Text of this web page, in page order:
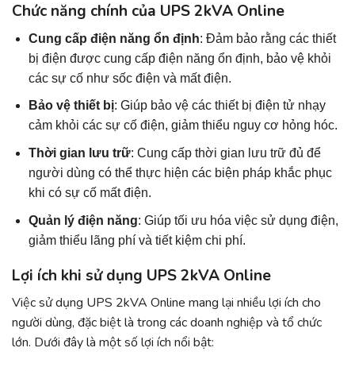
Chức năng chính của UPS 2kVA Online
Cung cấp điện năng ổn định: Đảm bảo rằng các thiết
bị điện được cung cấp điện năng ổn định, bảo vệ khỏi
các sự cố như sốc điện và mất điện.
Bảo vệ thiết bị: Giúp bảo vệ các thiết bị điện tử nhạy
cảm khỏi các sự cố điện, giảm thiểu nguy cơ hỏng hóc.
Thời gian lưu trữ: Cung cấp thời gian lưu trữ đủ để
người dùng có thể thực hiện các biện pháp khắc phục
khi có sự cố mất điện.
Quản lý điện năng: Giúp tối ưu hóa việc sử dụng điện,
giảm thiểu lãng phí và tiết kiệm chi phí.
Lợi ích khi sử dụng UPS 2kVA Online
Việc sử dụng UPS 2kVA Online mang lại nhiều lợi ích cho
người dùng, đặc biệt là trong các doanh nghiệp và tổ chức
lớn. Dưới đây là một số lợi ích nổi bật: